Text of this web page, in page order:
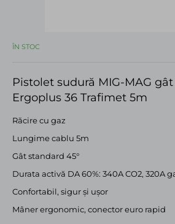
ÎN STOC
Pistolet sudură MIG-MAG
Ergoplus 36 Trafimet 5m
Răcire cu gaz
Lungime cablu 5m
Gât standard 45°
Durata activă DA 60%: 340A CO2, 320A
Confortabil, sigur și ușor
Mâner ergonomic, conector euro rapid